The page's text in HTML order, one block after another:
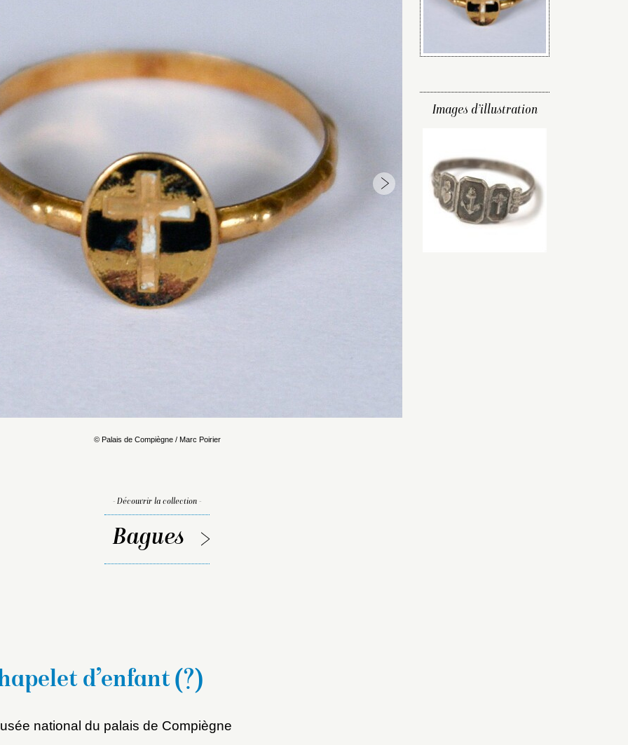
© Palais de Compiègne / Marc Poirier
Images d’illustration
- Découvrir la collection -
Bagues
d’enfant (?)
national du palais de Compiègne